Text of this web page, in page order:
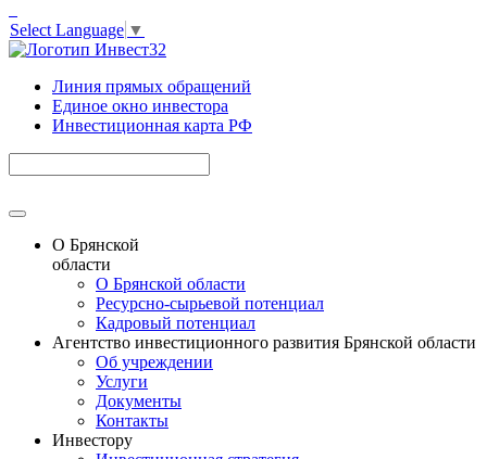
Select Language ▼
Линия прямых обращений
Единое окно инвестора
Инвестиционная карта РФ
О Брянской
области
О Брянской области
Ресурсно-сырьевой потенциал
Кадровый потенциал
Агентство инвестиционного развития Брянской области
Об учреждении
Услуги
Документы
Контакты
Инвестору